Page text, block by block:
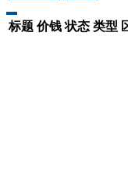
标题 价钱 状态 类型